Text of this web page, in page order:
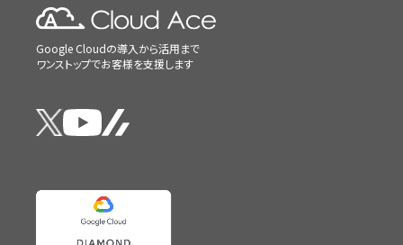
Google Cloudの導入から活用まで
ワンストップでお客様を支援します